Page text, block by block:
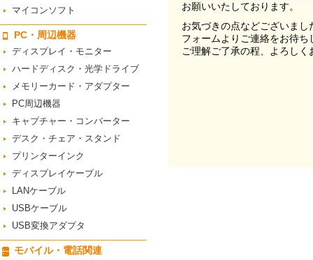
お願いいたしております。
お気づきの点などございま
フォームよりご連絡をお待ち
ご理解ご了承の程、よろし
マイコンソフト
PC・周辺機器
ディスプレイ・モニター
ハードディスク・光学ドライブ
メモリーカード・アダプター
PC周辺機器
キャプチャー・コンバーター
デスク・チェア・スタンド
プリンターインク
ディスプレイケーブル
LANケーブル
USBケーブル
USB変換アダプタ
モバイル・電話関連